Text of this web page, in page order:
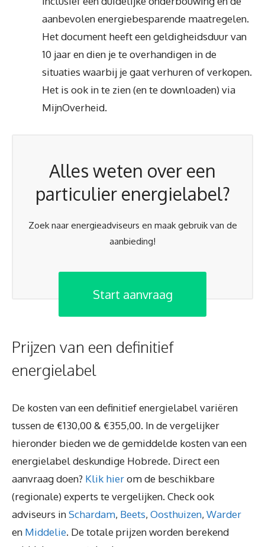
aanbevolen energiebesparende maatregelen.
Het document heeft een geldigheidsduur van
10 jaar en dien je te overhandigen in de
situaties waarbij je gaat verhuren of verkopen.
Het is ook in te zien (en te downloaden) via
MijnOverheid.
Alles weten over een
particulier energielabel?
Zoek naar energieadviseurs en maak gebruik van de
aanbieding!
Start aanvraag
Prijzen van een definitief
energielabel
De kosten van een definitief energielabel variëren
tussen de €130,00 & €355,00. In de vergelijker
hieronder bieden we de gemiddelde kosten van een
energielabel deskundige Hobrede. Direct een
aanvraag doen? Klik hierom de beschikbare
(regionale) experts te vergelijken. Check ook
adviseurs inSchardam, Beets, Oosthuizen, Warder
en Middelie. De totale prijzen worden berekend